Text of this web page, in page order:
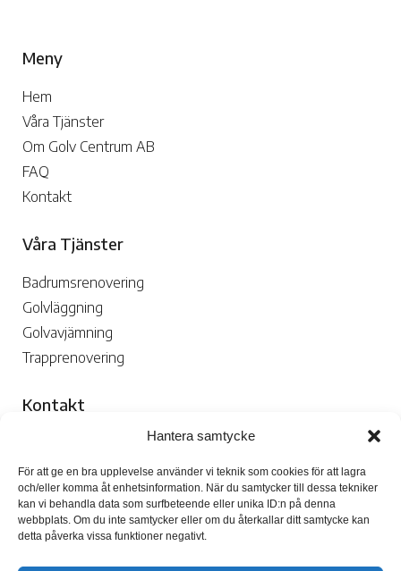
Hantera samtycke
För att ge en bra upplevelse använder vi teknik som cookies för att lagra
och/eller komma åt enhetsinformation. När du samtycker till dessa tekniker
kan vi behandla data som surfbeteende eller unika ID:n på denna
webbplats. Om du inte samtycker eller om du återkallar ditt samtycke kan
detta påverka vissa funktioner negativt.
Meny
Hem
Våra Tjänster
Om Golv Centrum AB
FAQ
Kontakt
Våra Tjänster
Badrumsrenovering
Golvläggning
Golvavjämning
Trapprenovering
Kontakt
 070-109 29 02